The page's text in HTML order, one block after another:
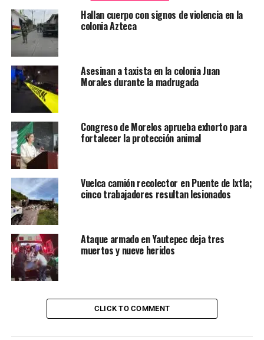
Hallan cuerpo con signos de violencia en la
colonia Azteca
Asesinan a taxista en la colonia Juan
Morales durante la madrugada
Congreso de Morelos aprueba exhorto para
fortalecer la protección animal
Vuelca camión recolector en Puente de Ixtla;
cinco trabajadores resultan lesionados
Ataque armado en Yautepec deja tres
muertos y nueve heridos
CLICK TO COMMENT